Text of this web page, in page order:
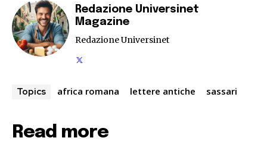
Redazione Universinet
Magazine
Redazione Universinet
Topics africa romana lettere antiche sassari
Read more